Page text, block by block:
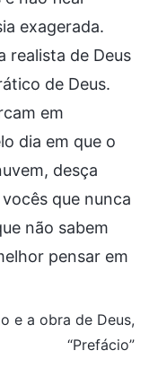
exagerada.
realista de Deus
de Deus.
em
dia em que o
desça
que nunca
não sabem
pensar em
e a obra de Deus,
“Prefácio”